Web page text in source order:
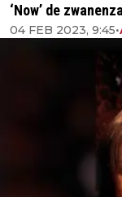
‘Now’ de
04 FEB 2023, 9:45•